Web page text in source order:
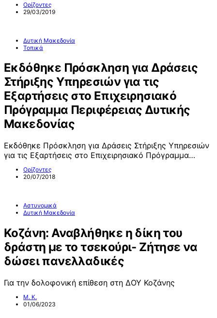
Ορίζοντες
29/03/2019
Δυτική Μακεδονία
Τοπικά
Εκδόθηκε Πρόσκληση για Δράσεις
Στήριξης Υπηρεσιών για τις
Εξαρτήσεις στο Επιχειρησιακό
Πρόγραμμα Περιφέρειας Δυτικής
Μακεδονίας
Εκδόθηκε Πρόσκληση για Δράσεις Στήριξης Υπηρεσιών
για τις Εξαρτήσεις στο Επιχειρησιακό Πρόγραμμα…
Ορίζοντες
20/07/2018
Αστυνομικά
Δυτική Μακεδονία
Κοζάνη: Αναβλήθηκε η δίκη του
δράστη με το τσεκούρι- Ζήτησε να
δώσει πανελλαδικές
Για την δολοφονική επίθεση στη ΔΟΥ Κοζάνης
Μ. Κ.
01/06/2023